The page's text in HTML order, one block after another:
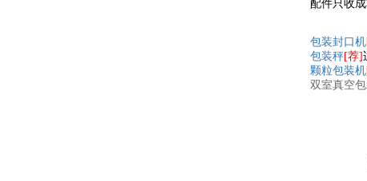
配件只收
包装封口机
包装秤[荐]
颗粒包装机
双室真空